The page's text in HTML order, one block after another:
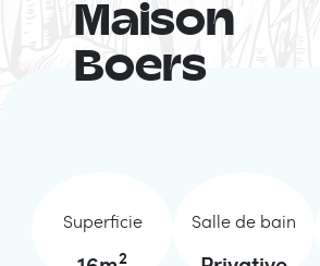
Maison
Boers
Superficie
2
Salle de bain